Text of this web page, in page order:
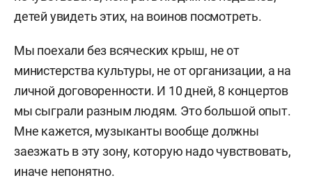
детей увидеть этих, на воинов посмотреть.
Мы поехали без всяческих крыш, не от
министерства культуры, не от организации, а на
личной договоренности. И 10 дней, 8 концертов
мы сыграли разным людям. Это большой опыт.
Мне кажется, музыканты вообще должны
заезжать в эту зону, которую надо чувствовать,
иначе непонятно.